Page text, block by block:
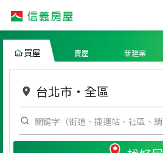
買屋 賣屋 新建案
台北市 ・ 全區